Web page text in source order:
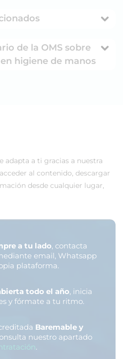
de la OMS sobre
higiene de manos
adapta a ti gracias a nuestra
al contenido, descargar
desde cualquier lugar,
a tu lado, contacta
email, Whatsapp
plataforma.
todo el año, inicia
y fórmate a tu ritmo.
Baremable y
nuestro apartado
.